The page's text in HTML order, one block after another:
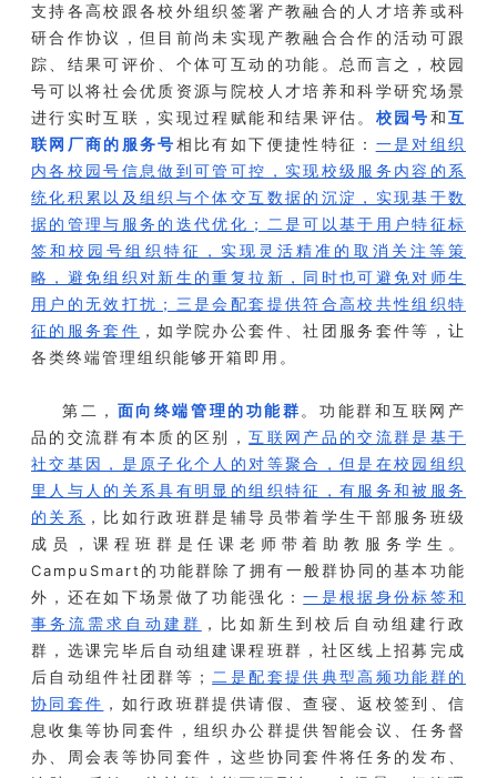
支持各高校跟各校外组织签署产教融合的人才培养或科
研合作协议，但目前尚未实现产教融合合作的活动可跟
踪、结果可评价、个体可互动的功能。总而言之，校园
号可以将社会优质资源与院校人才培养和科学研究场景
进行实时互联，实现过程赋能和结果评估。 校园号和互
联网厂商的服务号相比有如下便捷性特征： 一是对组织
内各校园号信息做到可管可控，实现校级服务内容的系
统化积累以及组织与个体交互数据的沉淀，实现基于数
据的管理与服务的迭代优化；二是可以基于用户特征标
签和校园号组织特征，实现灵活精准的取消关注等策
略，避免组织对新生的重复拉新，同时也可避免对师生
用户的无效打扰；三是会配套提供符合高校共性组织特
征的服务套件 ，如学院办公套件、社团服务套件等，让
各类终端管理组织能够开箱即用 。
第二， 面向终端管理的功能群 。功能群和互联网产
品的交流群有本质的区别，互联网产品的交流群是基于
社交基因，是原子化个人的对等聚合，但是在校园组织
里人与人的关系具有明显的组织特征，有服务和被服务
的关系 ，比如行政班群是辅导员带着学生干部服务班级
成员，课程班群是任课老师带着助教服务学生。
CampuSmart 的功能群除了拥有一般群协同的基本功能
外，还在如下场景做了功能强化：一是根据身份标签和
事务流需求自动建群 ，比如新生到校后自动组建行政
群，选课完毕后自动组建课程班群，社区线上招募完成
后自动组件社团群等； 二是配套提供典型高频功能群的
协同套件 ，如行政班群提供请假、查寝、返校签到、信
息收集等协同套件，组织办公群提供智能会议、任务督
办、周会表等协同套件，这些协同套件将任务的发布、